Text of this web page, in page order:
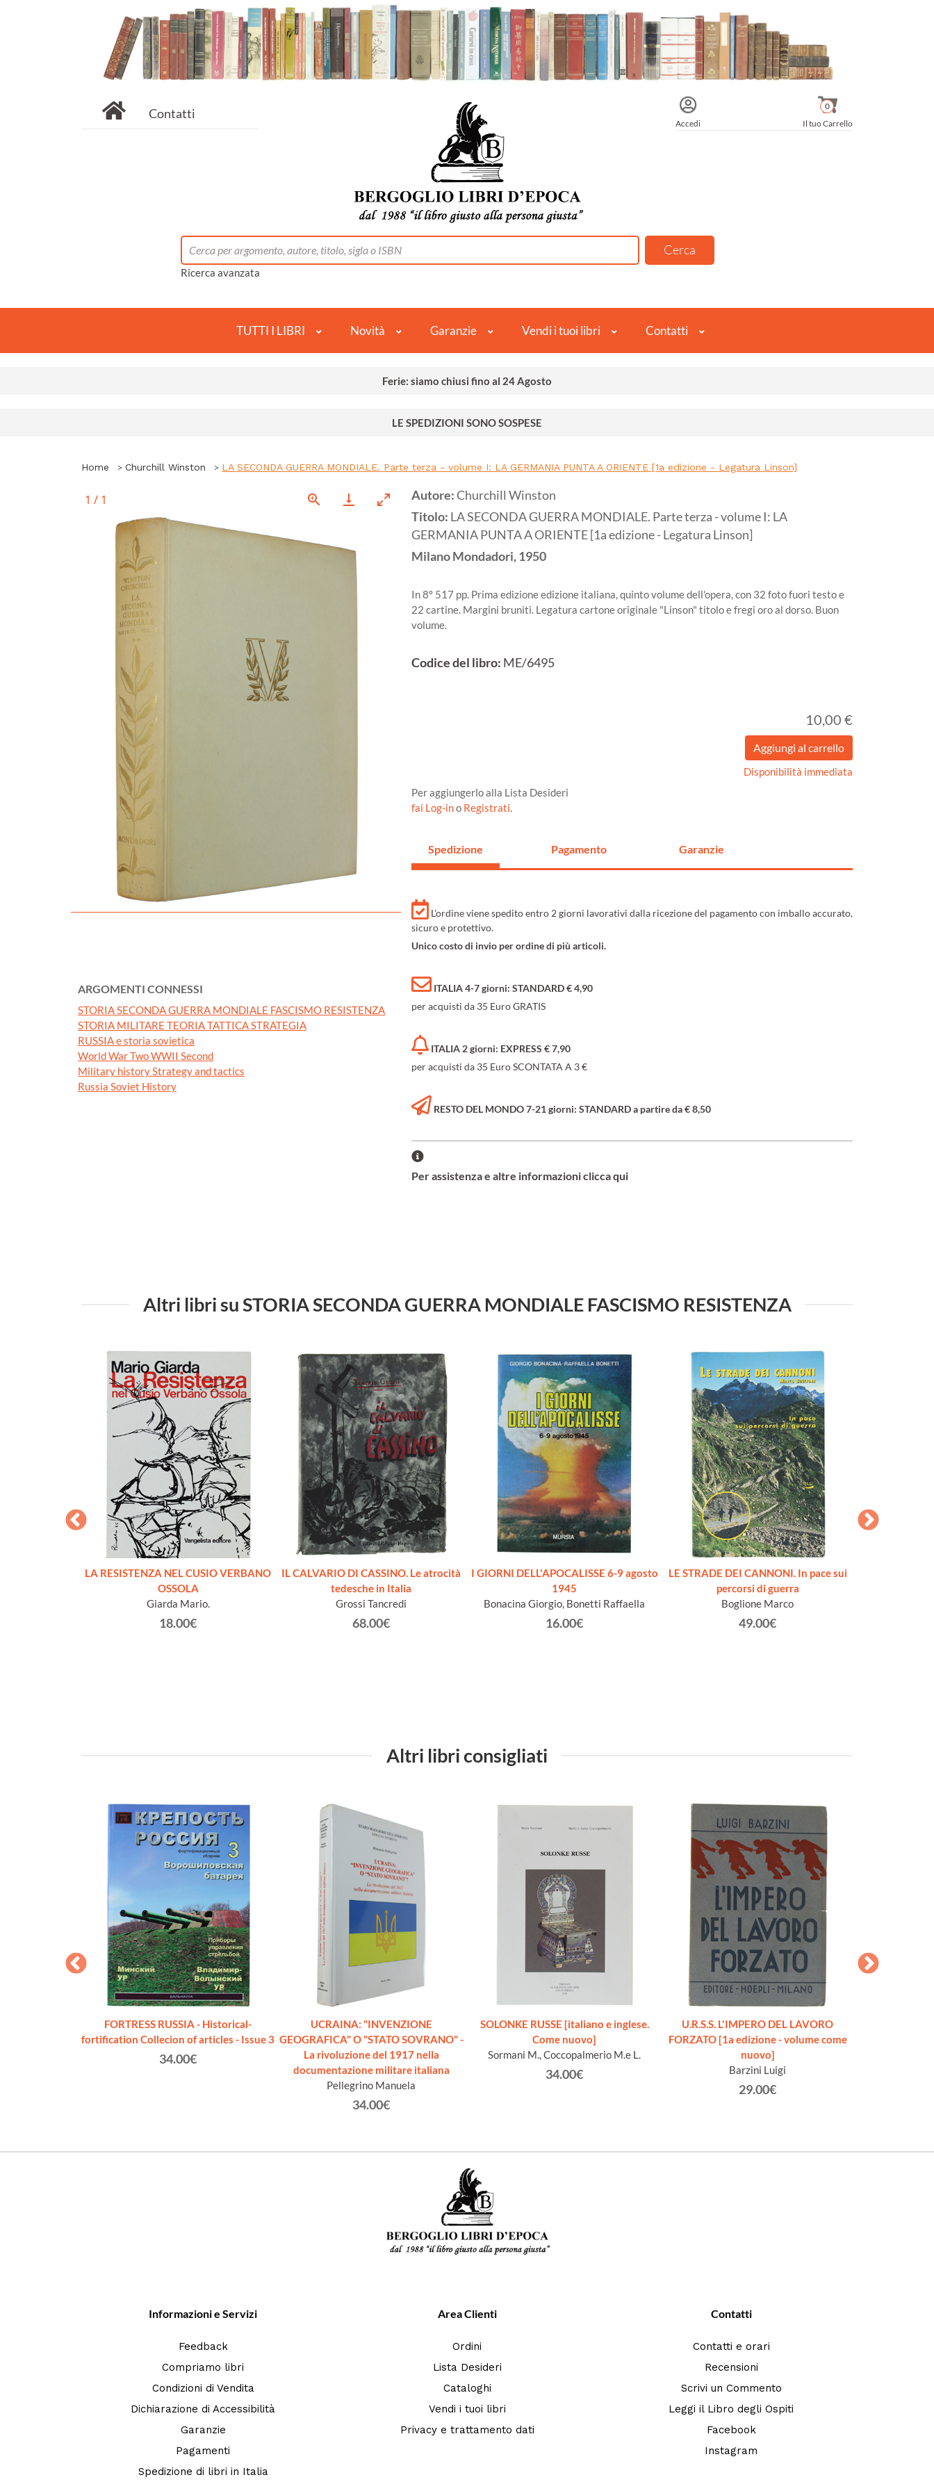
Contatti
Accedi Il tuo Carrello
0
Ricerca avanzata
TUTTI I LIBRI Novità Garanzie Vendi i tuoi libri Contatti
Ferie: siamo chiusi fino al 24 Agosto
LE SPEDIZIONI SONO SOSPESE
Home Churchill Winston LA SECONDA GUERRA MONDIALE. Parte terza - volume I: LA GERMANIA PUNTA A ORIENTE [1a edizione - Legatura Linson]
1 / 1
ARGOMENTI CONNESSI
STORIA SECONDA GUERRA MONDIALE FASCISMO RESISTENZA
STORIA MILITARE TEORIA TATTICA STRATEGIA
RUSSIA e storia sovietica
World War Two WWII Second
Military history Strategy and tactics
Russia Soviet History
Autore:Churchill Winston
Titolo: LA SECONDA GUERRA MONDIALE. Parte terza - volume I: LA
GERMANIA PUNTA A ORIENTE [1a edizione - Legatura Linson]
MilanoMondadori,1950
In 8º 517 pp. Prima edizione edizione italiana, quinto volume dell'opera, con 32 foto fuori testo e
22 cartine. Margini bruniti. Legatura cartone originale "Linson" titolo e fregi oro al dorso. Buon
volume.
Codice del libro: ME/6495
10,00 €
Disponibilità immediata
Per aggiungerlo alla Lista Desideri
fai Log-ino Registrati.
Spedizione Pagamento Garanzie
L'ordine viene spedito entro 2 giorni lavorativi dalla ricezione del pagamento con imballo accurato,
sicuro e protettivo.
Unico costo di invio per ordine di più articoli.
ITALIA 4-7 giorni: STANDARD € 4,90
per acquisti da 35 Euro GRATIS
ITALIA 2 giorni: EXPRESS € 7,90
per acquisti da 35 Euro SCONTATA A 3 €
RESTO DEL MONDO 7-21 giorni: STANDARD a partire da € 8,50
Per assistenza e altre informazioni clicca qui
Altri libri su STORIA SECONDA GUERRA MONDIALE FASCISMO RESISTENZA
LA RESISTENZA NEL CUSIO VERBANO
OSSOLA
Giarda Mario.
18.00€
IL CALVARIO DI CASSINO. Le atrocità
tedesche in Italia
Grossi Tancredi
68.00€
I GIORNI DELL'APOCALISSE 6-9 agosto
1945
Bonacina Giorgio, Bonetti Raffaella
16.00€
LE STRADE DEI CANNONI. In pace sui
percorsi di guerra
Boglione Marco
49.00€
Altri libri consigliati
FORTRESS RUSSIA - Historical-
fortification Collecion of articles - Issue 3
34.00€
UCRAINA: "INVENZIONE
GEOGRAFICA" O "STATO SOVRANO" -
La rivoluzione del 1917 nella
documentazione militare italiana
Pellegrino Manuela
34.00€
SOLONKE RUSSE [italiano e inglese.
Come nuovo]
Sormani M., Coccopalmerio M.e L.
34.00€
U.R.S.S. L'IMPERO DEL LAVORO
FORZATO [1a edizione - volume come
nuovo]
Barzini Luigi
29.00€
Informazioni e Servizi
Feedback
Compriamo libri
Condizioni di Vendita
Dichiarazione di Accessibilità
Garanzie
Pagamenti
Spedizione di libri in Italia
Area Clienti
Ordini
Lista Desideri
Cataloghi
Vendi i tuoi libri
Privacy e trattamento dati
Contatti
Contatti e orari
Recensioni
Scrivi un Commento
Leggi il Libro degli Ospiti
Facebook
Instagram